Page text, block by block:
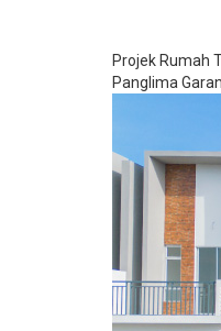
Projek Rumah
Panglima